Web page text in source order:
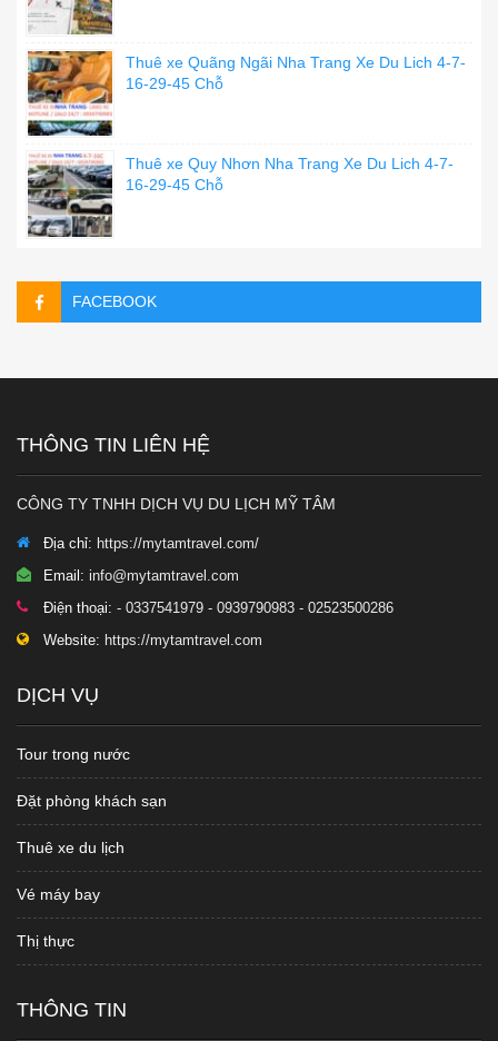
Thuê xe Quãng Ngãi Nha Trang Xe Du Lich 4-7-
16-29-45 Chỗ
Thuê xe Quy Nhơn Nha Trang Xe Du Lich 4-7-
16-29-45 Chỗ
FACEBOOK
THÔNG TIN LIÊN HỆ
CÔNG TY TNHH DỊCH VỤ DU LỊCH MỸ TÂM
Địa chỉ: https://mytamtravel.com/
Email: info@mytamtravel.com
Điện thoại: - 0337541979 - 0939790983 - 02523500286
Website: https://mytamtravel.com
DỊCH VỤ
Tour trong nước
Đặt phòng khách sạn
Thuê xe du lịch
Vé máy bay
Thị thực
THÔNG TIN